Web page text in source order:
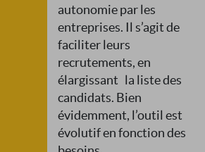
autonomie par les
entreprises. Il s’agit de
faciliter leurs
recrutements, en
élargissant la liste des
candidats. Bien
évidemment, l’outil est
évolutif en fonction des